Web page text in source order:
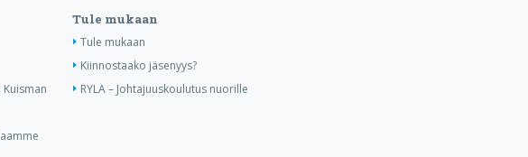
Tule mukaan
Tule mukaan
Kiinnostaako jäsenyys?
RYLA – Johtajuuskoulutus nuorille